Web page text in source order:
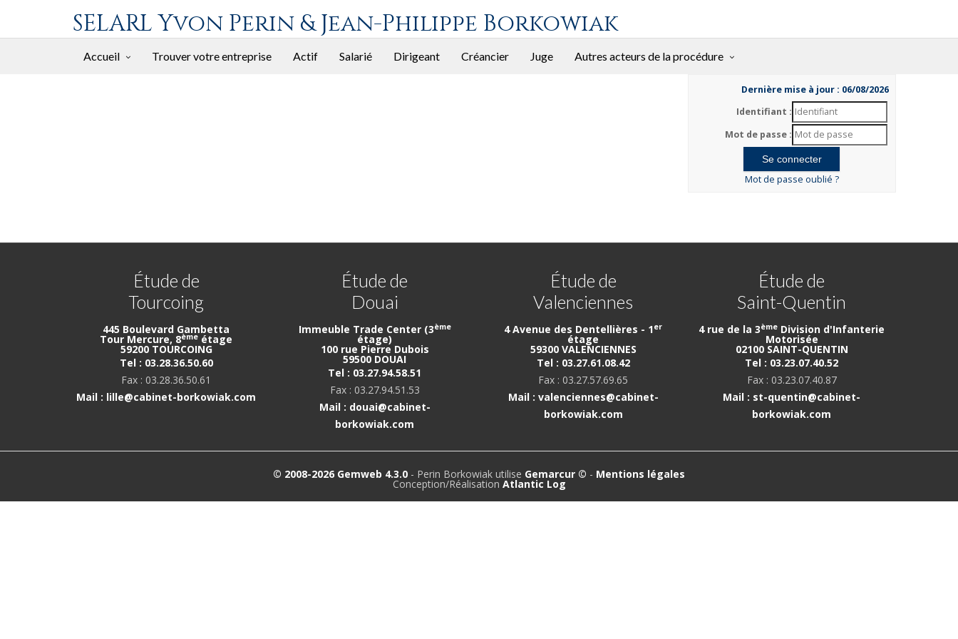
SELARL Yvon Perin & Jean-Philippe Borkowiak
Accueil Trouver votre entreprise Actif Salarié Dirigeant Créancier Juge Autres acteurs de la procédure
Dernière mise à jour : 06/08/2026
Identifiant :
Mot de passe :
Mot de passe oublié ?
Étude de
Tourcoing
445 Boulevard Gambetta
Tour Mercure, 8ème étage
59200 TOURCOING
Tel : 03.28.36.50.60
Fax : 03.28.36.50.61
Mail : lille@cabinet-borkowiak.com
Étude de
Douai
Immeuble Trade Center (3ème
étage)
100 rue Pierre Dubois
59500 DOUAI
Tel : 03.27.94.58.51
Fax : 03.27.94.51.53
Mail : douai@cabinet-
borkowiak.com
Étude de
Valenciennes
4 Avenue des Dentellières - 1er
étage
59300 VALENCIENNES
Tel : 03.27.61.08.42
Fax : 03.27.57.69.65
Mail : valenciennes@cabinet-
borkowiak.com
Étude de
Saint-Quentin
4 rue de la 3ème Division d'Infanterie
Motorisée
02100 SAINT-QUENTIN
Tel : 03.23.07.40.52
Fax : 03.23.07.40.87
Mail : st-quentin@cabinet-
borkowiak.com
© 2008-2026 Gemweb 4.3.0 - Perin Borkowiak utilise Gemarcur © - Mentions légales
Conception/Réalisation Atlantic Log